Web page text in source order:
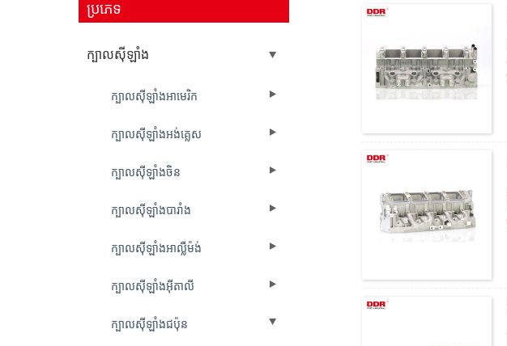
ប្រភេទ
ក្បាលស៊ីឡាំង
ក្បាលស៊ីឡាំងអាមេរិក
ក្បាលស៊ីឡាំងអង់គ្លេស
ក្បាលស៊ីឡាំងចិន
ក្បាលស៊ីឡាំងបារាំង
ក្បាលស៊ីឡាំងអាល្លឺម៉ង់
ក្បាលស៊ីឡាំងអ៊ីតាលី
ក្បាលស៊ីឡាំងជប៉ុន